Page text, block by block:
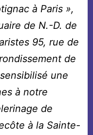
à Paris »,
de N.-D. de
95, rue de
de
une
à notre
de
à la Sainte-